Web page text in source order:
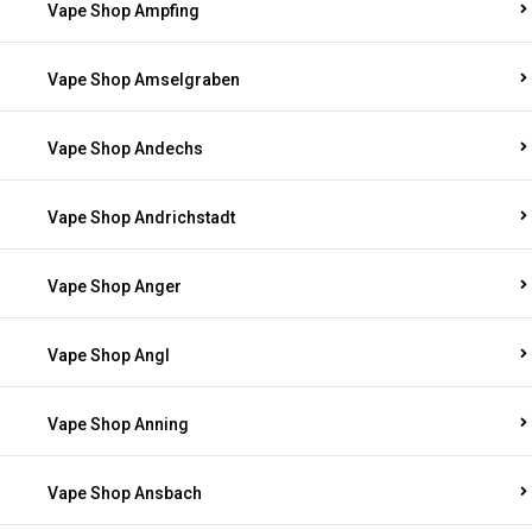
Vape Shop Ampfing
Vape Shop Amselgraben
Vape Shop Andechs
Vape Shop Andrichstadt
Vape Shop Anger
Vape Shop Angl
Vape Shop Anning
Vape Shop Ansbach